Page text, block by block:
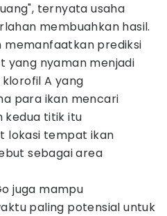
ternyata usaha
membuahkan hasil.
memanfaatkan prediksi
yang nyaman menjadi
A yang
para ikan mencari
kedua titik itu
lokasi tempat ikan
sebagai area
juga mampu
paling potensial untuk